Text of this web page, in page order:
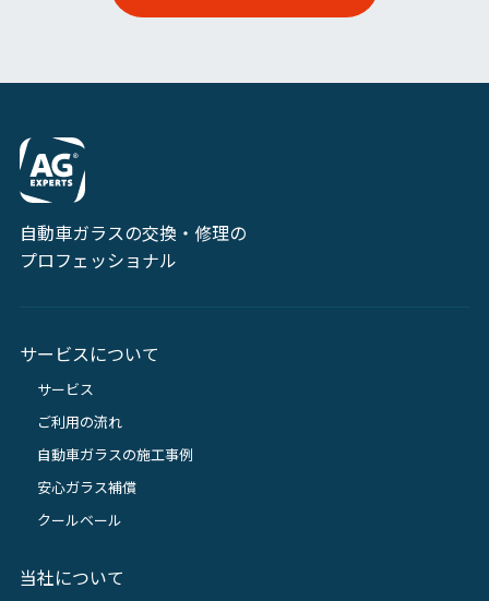
自動車ガラスの交換・修理の
プロフェッショナル
サービスについて
サービス
ご利用の流れ
自動車ガラスの施工事例
安心ガラス補償
クールベール
当社について